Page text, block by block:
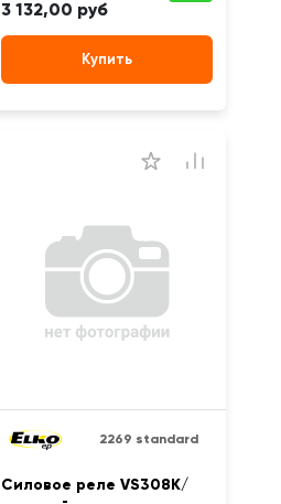
3 132,00 руб
Купить
2269 standard
Силовое реле VS308K/